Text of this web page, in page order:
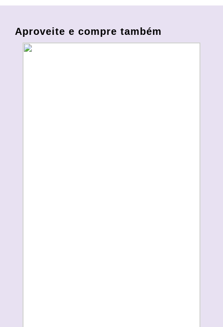
Aproveite e compre também